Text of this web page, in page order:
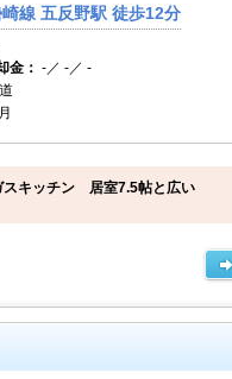
線 五反野駅 徒歩12分
金： -／ -／ -
スキッチン 居室7.5帖と広い